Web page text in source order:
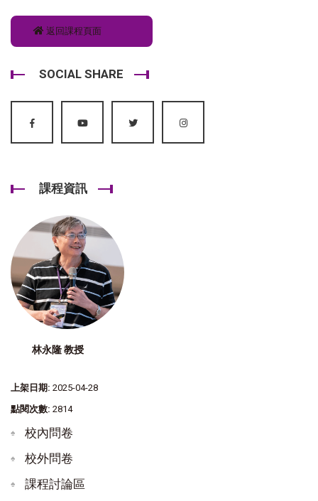
返回課程頁面
SOCIAL SHARE
課程資訊
林永隆 教授
上架日期: 2025-04-28
點閱次數: 2814
校內問卷
校外問卷
課程討論區